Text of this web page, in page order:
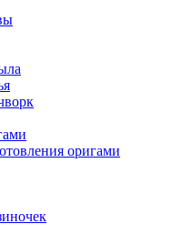
оригами